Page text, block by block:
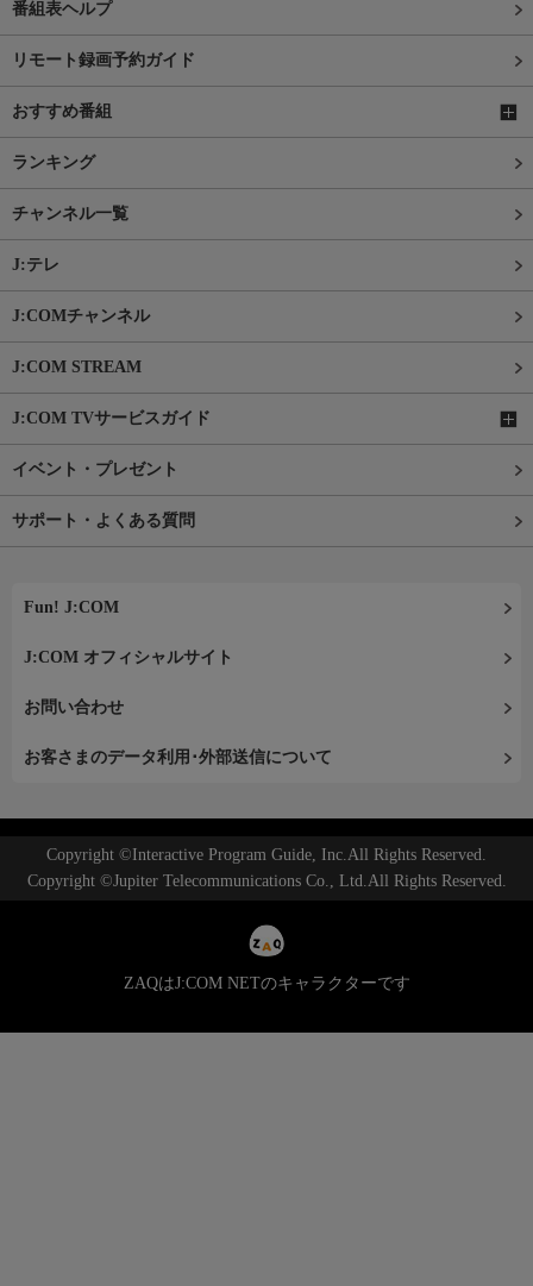
番組表ヘルプ
リモート録画予約ガイド
おすすめ番組
ランキング
チャンネル一覧
J:テレ
J:COMチャンネル
J:COM STREAM
J:COM TVサービスガイド
イベント・プレゼント
サポート・よくある質問
Fun! J:COM
J:COM オフィシャルサイト
お問い合わせ
お客さまのデータ利用･外部送信について
Copyright ©Interactive Program Guide, Inc.All Rights Reserved.
Copyright ©Jupiter Telecommunications Co., Ltd.All Rights Reserved.
ZAQはJ:COM NETのキャラクターです